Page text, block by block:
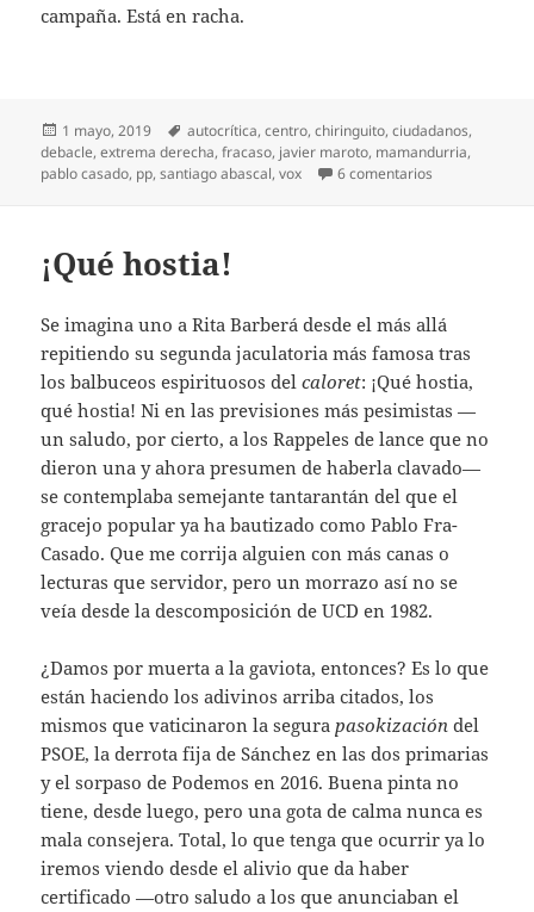
campaña. Está en racha.
Publicado
el
1 mayo, 2019 Etiquetas
autocrítica,centro,chiringuito,ciudadanos,
debacle,extrema derecha,fracaso, javier maroto, mamandurria,
pablo casado, pp,santiago abascal,vox 6 comentarios
¡Qué hostia!
Se imagina uno a Rita Barberá desde el más allá
repitiendo su segunda jaculatoria más famosa tras
los balbuceos espirituosos delcaloret: ¡Qué hostia,
qué hostia! Ni en las previsiones más pesimistas —
un saludo, por cierto, a los Rappeles de lance que no
dieron una y ahora presumen de haberla clavado—
se contemplaba semejante tantarantán del que el
gracejo popular ya ha bautizado como Pablo Fra-
Casado. Que me corrija alguien con más canas o
lecturas que servidor, pero un morrazo así no se
veía desde la descomposición de UCD en 1982.
¿Damos por muerta a la gaviota, entonces? Es lo que
están haciendo los adivinos arriba citados, los
mismos que vaticinaron la segurapasokización del
PSOE, la derrota fija de Sánchez en las dos primarias
y el sorpaso de Podemos en 2016. Buena pinta no
tiene, desde luego, pero una gota de calma nunca es
mala consejera. Total, lo que tenga que ocurrir ya lo
iremos viendo desde el alivio que da haber
certificado —otro saludo a los que anunciaban el